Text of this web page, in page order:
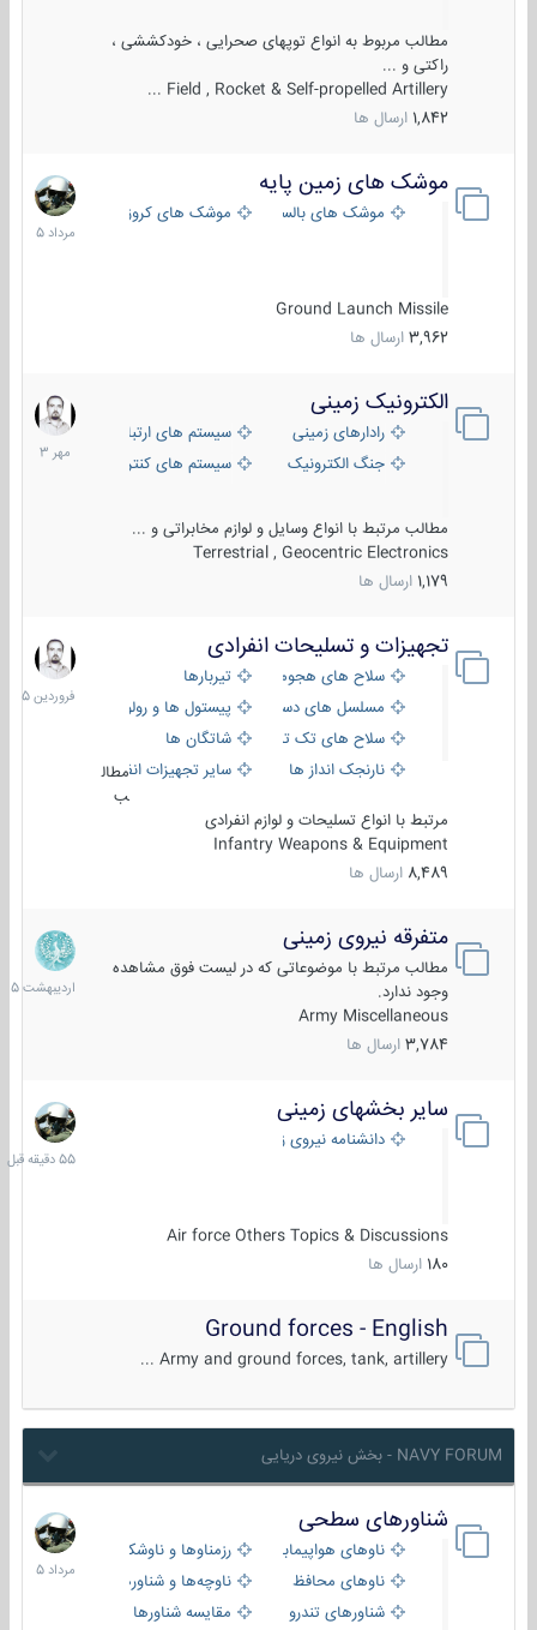
مطالب مربوط به انواع توپهای صحرایی ، خودکششی ،
راکتی و ...
Field , Rocket & Self-propelled Artillery ...
1,842 ارسال ها
موشک های زمین پایه
موشک های بالستیک موشک های کروز
Ground Launch Missile
3,962 ارسال ها
2
مرداد
1405
الکترونیک زمینی
رادارهای زمینی
سیستم های ارتباطی و جمع آوری
جنگ الکترونیک
سیستم های کنترل آتش و تجهیزات
مطالب مرتبط با انواع وسایل و لوازم مخابراتی و ...
Terrestrial , Geocentric Electronics
1,179 ارسال ها
1
مهر
1403
تجهیزات و تسلیحات انفرادی
سلاح های هجومی
تیربارها
مسلسل های دستی
پیستول ها و رولورها
سلاح های تک تیر اندازیشاتگان ها
نارنجک انداز ها
سایر تجهیزات انفرادی
مطال
ب
مرتبط با انواع تسلیحات و لوازم انفرادی
Infantry Weapons & Equipment
8,489 ارسال ها
17
فروردین
1405
متفرقه نیروی زمینی
مطالب مرتبط با موضوعاتی که در لیست فوق مشاهده
وجود ندارد.
Army Miscellaneous
3,784 ارسال ها
27
1405
سایر بخشهای زمینی
دانشنامه نیروی زمینی
Air force Others Topics & Discussions
180 ارسال ها
55
دقیقه
قبل
Ground forces - English
Army and ground forces, tank, artillery ...
NAVY FORUM - بخش نیروی دریایی
شناورهای سطحی
ناوهای هواپیمابر و بالگرد بررزمناوها و ناوشکن‌ها
ناوهای محافظ
ناوچه‌ها و شناورهای گشتی
شناورهای تندرو
مقایسه شناورها
2
مرداد
1405